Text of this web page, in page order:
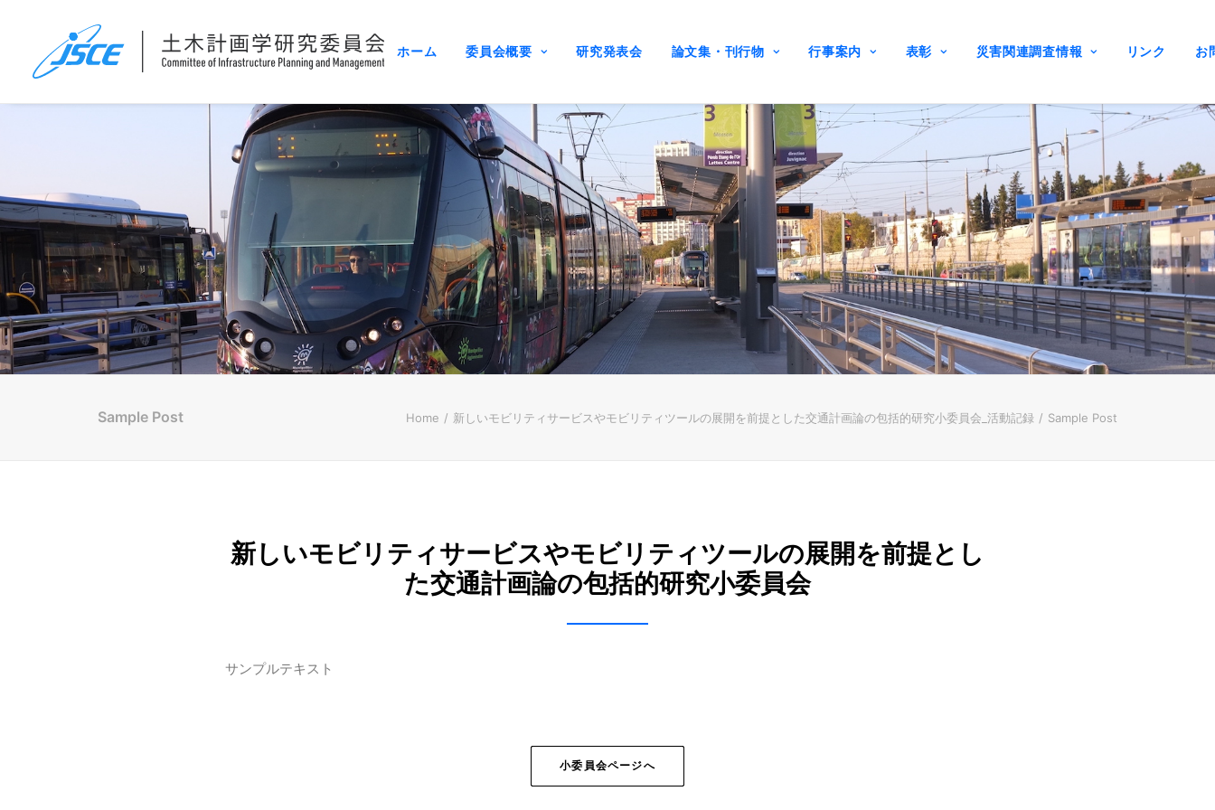
ホーム 委員会概要 研究発表会 論文集・刊行物 行事案内 表彰 災害関連調査情報 リンク お
Sample Post Home 新しいモビリティサービスやモビリティツールの展開を前提とした交通計画論の包括的研究小委員会_活動記録 Sample Post
新しいモビリティサービスやモビリティツールの展開を前提とし
た交通計画論の包括的研究小委員会
サンプルテキスト
小委員会ページへ